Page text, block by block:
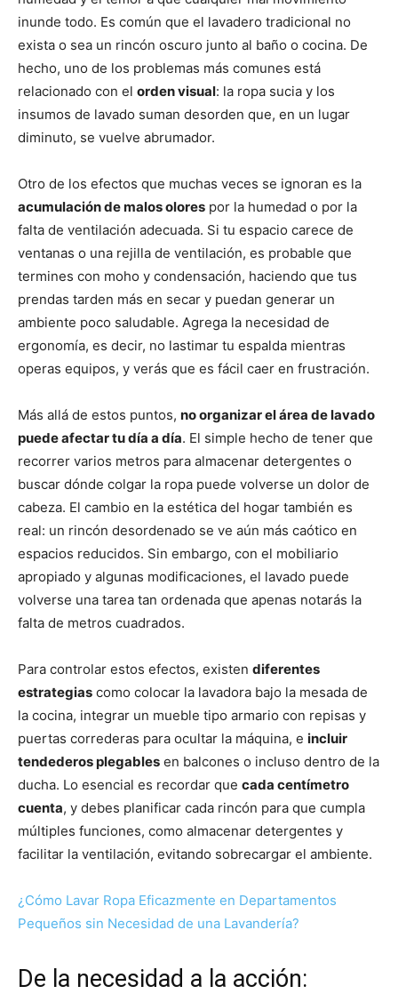
inunde todo. Es común que el lavadero tradicional no
exista o sea un rincón oscuro junto al baño o cocina. De
hecho, uno de los problemas más comunes está
relacionado con el orden visual: la ropa sucia y los
insumos de lavado suman desorden que, en un lugar
diminuto, se vuelve abrumador.
Otro de los efectos que muchas veces se ignoran es la
acumulación de malos olores por la humedad o por la
falta de ventilación adecuada. Si tu espacio carece de
ventanas o una rejilla de ventilación, es probable que
termines con moho y condensación, haciendo que tus
prendas tarden más en secar y puedan generar un
ambiente poco saludable. Agrega la necesidad de
ergonomía, es decir, no lastimar tu espalda mientras
operas equipos, y verás que es fácil caer en frustración.
Más allá de estos puntos, no organizar el área de lavado
puede afectar tu día a día. El simple hecho de tener que
recorrer varios metros para almacenar detergentes o
buscar dónde colgar la ropa puede volverse un dolor de
cabeza. El cambio en la estética del hogar también es
real: un rincón desordenado se ve aún más caótico en
espacios reducidos. Sin embargo, con el mobiliario
apropiado y algunas modificaciones, el lavado puede
volverse una tarea tan ordenada que apenas notarás la
falta de metros cuadrados.
Para controlar estos efectos, existen diferentes
estrategias como colocar la lavadora bajo la mesada de
la cocina, integrar un mueble tipo armario con repisas y
puertas correderas para ocultar la máquina, e incluir
tendederos plegables en balcones o incluso dentro de la
ducha. Lo esencial es recordar que cada centímetro
cuenta, y debes planificar cada rincón para que cumpla
múltiples funciones, como almacenar detergentes y
facilitar la ventilación, evitando sobrecargar el ambiente.
¿Cómo Lavar Ropa Eficazmente en Departamentos
Pequeños sin Necesidad de una Lavandería?
De la necesidad a la acción: